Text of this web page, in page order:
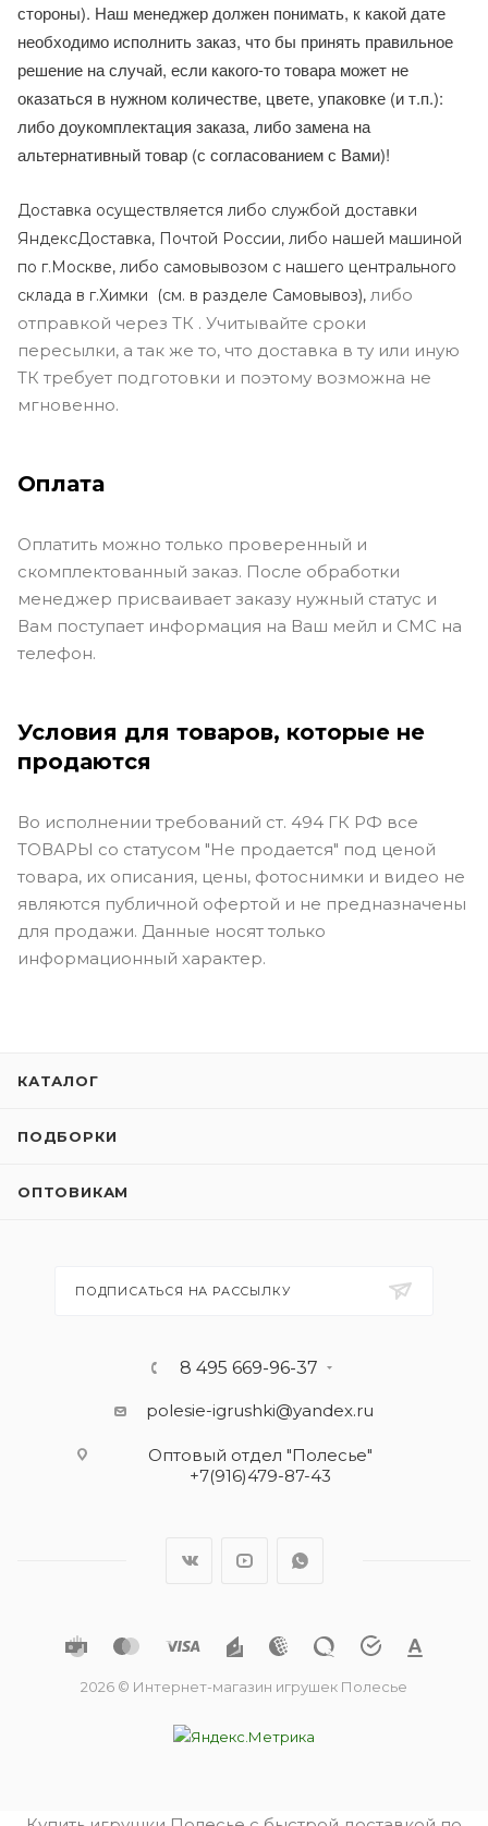
стороны). Наш менеджер должен понимать, к какой дате
необходимо исполнить заказ, что бы принять правильное
решение на случай, если какого-то товара может не
оказаться в нужном количестве, цвете, упаковке (и т.п.):
либо доукомплектация заказа, либо замена на
альтернативный товар (с согласованием с Вами)!
Доставка осуществляется либо службой доставки
ЯндексДоставка, Почтой России, либо нашей машиной
по г.Москве, либо самовывозом с нашего центрального
склада в г.Химки (см. в разделе Самовывоз), либо
отправкой через ТК . Учитывайте сроки
пересылки, а так же то, что доставка в ту или иную
ТК требует подготовки и поэтому возможна не
мгновенно.
Оплата
Оплатить можно только проверенный и
скомплектованный заказ. После обработки
менеджер присваивает заказу нужный статус и
Вам поступает информация на Ваш мейл и СМС на
телефон.
Условия для товаров, которые не
продаются
Во исполнении требований ст. 494 ГК РФ все
ТОВАРЫ со статусом "Не продается" под ценой
товара, их описания, цены, фотоснимки и видео не
являются публичной офертой и не предназначены
для продажи. Данные носят только
информационный характер.
КАТАЛОГ
ПОДБОРКИ
ОПТОВИКАМ
ПОДПИСАТЬСЯ НА РАССЫЛКУ
8 495 669-96-37
polesie-igrushki@yandex.ru
Оптовый отдел "Полесье"
+7(916)479-87-43
2026 © Интернет-магазин игрушек Полесье